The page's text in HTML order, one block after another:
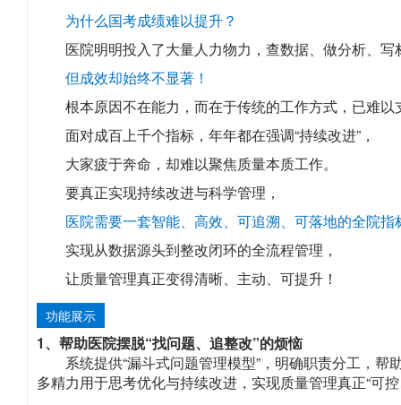
为什么国考成绩难以提升？
医院明明投入了大量人力物力，查数据、做分析、写
但成效却始终不显著！
根本原因不在能力，而在于传统的工作方式，已难
面对成百上千个指标，年年都在强调“持续改进”，
大家疲于奔命，却难以聚焦质量本质工作。
要真正实现持续改进与科学管理，
医院需要一套智能、高效、可追溯、可落地的全院指
实现从数据源头到整改闭环的全流程管理，
让质量管理真正变得清晰、主动、可提升！
功能展示
1、帮助医院摆脱“找问题、追整改”的烦恼
系统提供“漏斗式问题管理模型”，明确职责分工，
多精力用于思考优化与持续改进，实现质量管理真正“可